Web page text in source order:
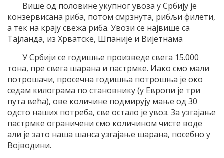
Више од половине укупног увоза у Србију је
конзервисана риба, потом смрзнута, рибљи филети,
а тек на крају свежа риба. Увози се највише са
Тајланда, из Хрватске, Шпаније и Вијетнама
У Србији се годишње произведе свега 15.000
тона, пре свега шарана и пастрмке. Иако смо мали
потрошачи, просечна годишња потрошња је око
седам килограма по становнику (у Европи је три
пута већа), ове количине подмирују мање од 30
одсто наших потреба, све остало је увоз. За узгајање
пастрмке ограничени смо количином чисте воде
али је зато наша шанса узгајање шарана, посебно у
Војводини.